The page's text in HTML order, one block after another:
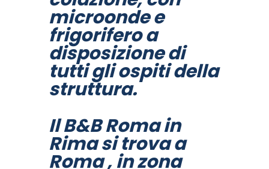
microonde e
frigorifero a
disposizione di
tutti gli ospiti della
struttura.
Il B&B Roma in
Rima si trova a
Roma , in zona